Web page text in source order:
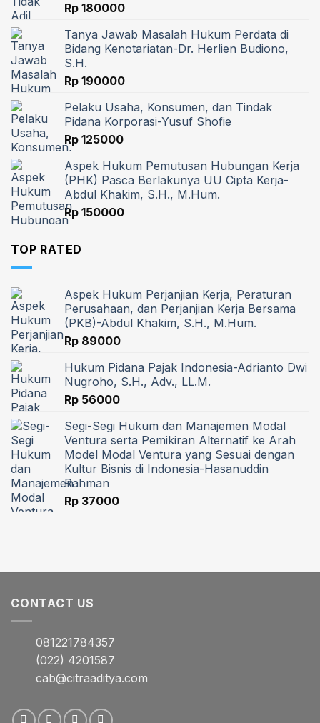
Rp 180000
Tanya Jawab Masalah Hukum Perdata di
Bidang Kenotariatan-Dr. Herlien Budiono,
S.H.
Rp 190000
Pelaku Usaha, Konsumen, dan Tindak
Pidana Korporasi-Yusuf Shofie
Rp 125000
Aspek Hukum Pemutusan Hubungan Kerja
(PHK) Pasca Berlakunya UU Cipta Kerja-
Abdul Khakim, S.H., M.Hum.
Rp 150000
TOP RATED
Aspek Hukum Perjanjian Kerja, Peraturan
Perusahaan, dan Perjanjian Kerja Bersama
(PKB)-Abdul Khakim, S.H., M.Hum.
Rp 89000
Hukum Pidana Pajak Indonesia-Adrianto Dwi
Nugroho, S.H., Adv., LL.M.
Rp 56000
Segi-Segi Hukum dan Manajemen Modal
Ventura serta Pemikiran Alternatif ke Arah
Model Modal Ventura yang Sesuai dengan
Kultur Bisnis di Indonesia-Hasanuddin
Rahman
Rp 37000
CONTACT US
081221784357
(022) 4201587
cab@citraaditya.com